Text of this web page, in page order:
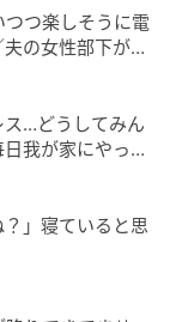
ではなく、た
価値観のため
まれながらに
正しいことを
す」と、フェ
ーダーシッ
つ楽しそうに電
の女性部下が気
…どうしてみん
我が家にやって
」寝ていると思